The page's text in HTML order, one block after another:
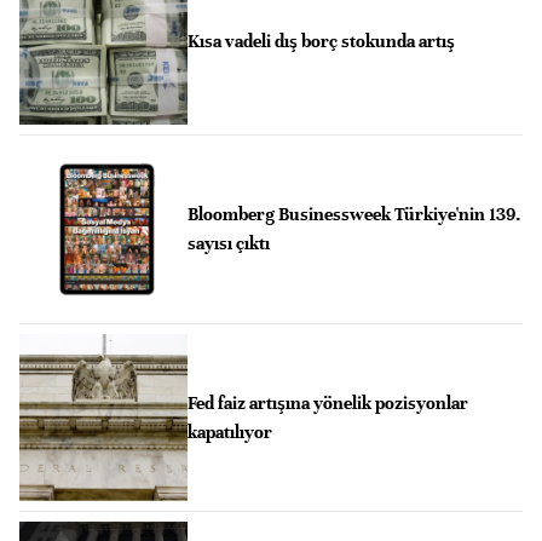
Kısa vadeli dış borç stokunda artış
Bloomberg Businessweek Türkiye'nin 139.
sayısı çıktı
Fed faiz artışına yönelik pozisyonlar
kapatılıyor